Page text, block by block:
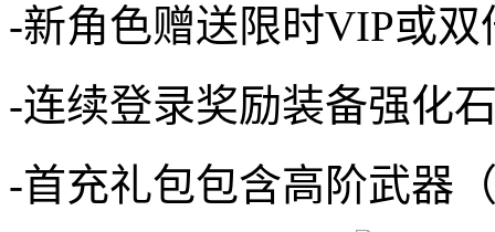
-新角色赠送限时VIP或双
-连续登录奖励装备强化
-首充礼包包含高阶武器